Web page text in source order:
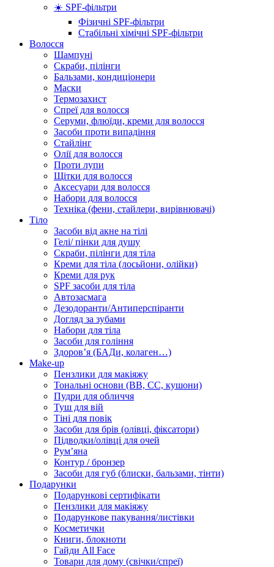
☀️ SPF-фільтри
Фізичні SPF-фільтри
Стабільні хімічні SPF-фільтри
Волосся
Шампуні
Скраби, пілінги
Бальзами, кондиціонери
Маски
Термозахист
Спреї для волосся
Серуми, флюїди, креми для волосся
Засоби проти випадіння
Стайлінг
Олії для волосся
Проти лупи
Щітки для волосся
Аксесуари для волосся
Набори для волосся
Техніка (фени, стайлери, вирівнювачі)
Тіло
Засоби від акне на тілі
Гелі/ пінки для душу
Скраби, пілінги для тіла
Креми для тіла (лосьйони, олійки)
Креми для рук
SPF засоби для тіла
Автозасмага
Дезодоранти/Антиперспіранти
Догляд за зубами
Набори для тіла
Засоби для гоління
Здоровʼя (БАДи, колаген…)
Make-up
Пензлики для макіяжу
Тональні основи (BB, CC, кушони)
Пудри для обличчя
Туш для вій
Тіні для повік
Засоби для брів (олівці, фіксатори)
Підводки/олівці для очей
Румʼяна
Контур / бронзер
Засоби для губ (блиски, бальзами, тінти)
Подарунки
Подарункові сертифікати
Пензлики для макіяжу
Подарункове пакування/листівки
Косметички
Книги, блокноти
Гайди All Face
Товари для дому (свічки/спреї)